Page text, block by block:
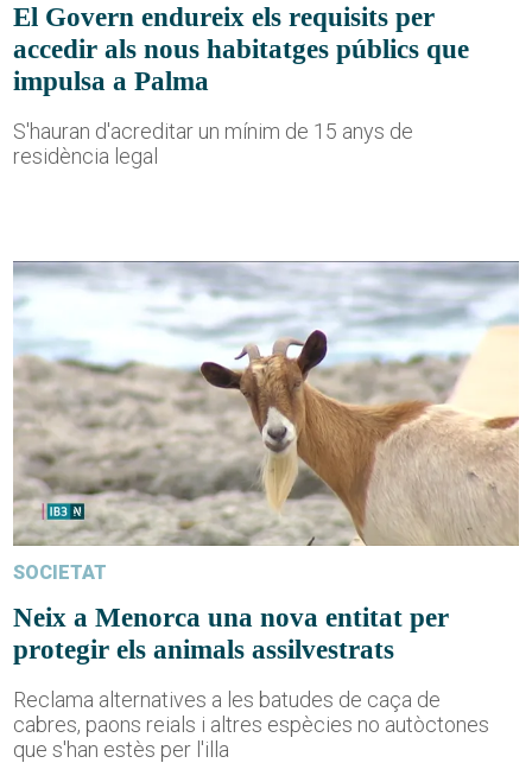
El Govern endureix els requisits per
accedir als nous habitatges públics que
impulsa a Palma
S'hauran d'acreditar un mínim de 15 anys de
residència legal
SOCIETAT
Neix a Menorca una nova entitat per
protegir els animals assilvestrats
Reclama alternatives a les batudes de caça de
cabres, paons reials i altres espècies no autòctones
que s'han estès per l'illa